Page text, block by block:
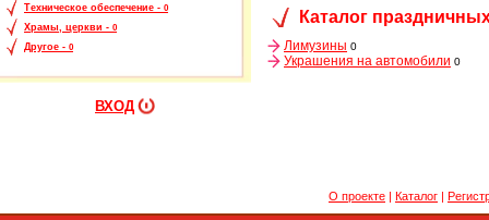
Техническое обеспечение - 0
Храмы, церкви - 0
Другое - 0
ВХОД
Каталог
Лимузины 0
Украшения на автомобили 0
О проекте Каталог